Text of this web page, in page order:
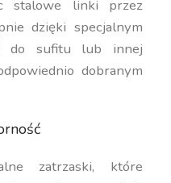
stalowe linki przez
dzięki specjalnym
do sufitu lub innej
dobranym
zatrzaski, które